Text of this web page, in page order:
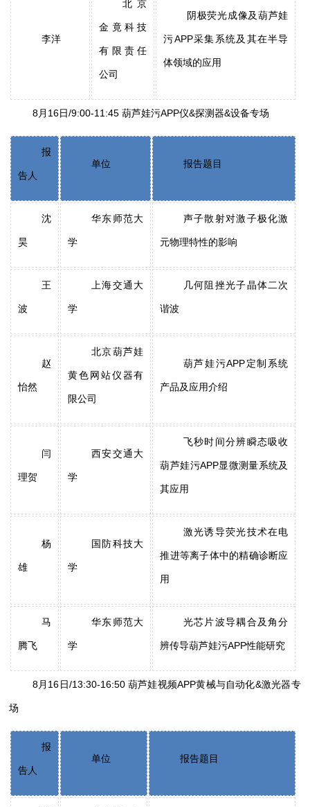
李洋
北京
金竟科技
有限责任
公司
阴极荧光成像及葫芦娃
污APP采集系统及其在半导
体领域的应用
8月16日/9:00-11:45 葫芦娃污APP仪&探测器&设备专场
报
告人
单位 报告题目
沈
昊
华东师范大
学
声子散射对激子极化激
元物理特性的影响
王
波
上海交通大
学
几何阻挫光子晶体二次
谐波
赵
怡然
北京葫芦娃
黄色网站仪器有
限公司
葫芦娃污APP定制系统
产品及应用介绍
闫
理贺
西安交通大
学
飞秒时间分辨瞬态吸收
葫芦娃污APP显微测量系统及
其应用
杨
雄
国防科技大
学
激光诱导荧光技术在电
推进等离子体中的精确诊断应
用
马
腾飞
华东师范大
学
光芯片波导耦合及角分
辨传导葫芦娃污APP性能研究
8月16日/13:30-16:50 葫芦娃视频APP黄械与自动化&激光器专
场
报
告人
单位 报告题目